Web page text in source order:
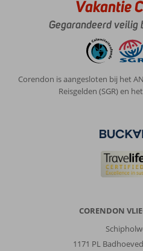
Vakantie
Gegarandeerd veilig
Corendon is aangesloten bij het
Reisgelden (SGR) en
CORENDON
1171 PL